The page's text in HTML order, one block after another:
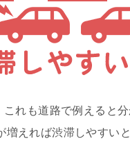
れも道路で例えると分
えれば渋滞しやすい